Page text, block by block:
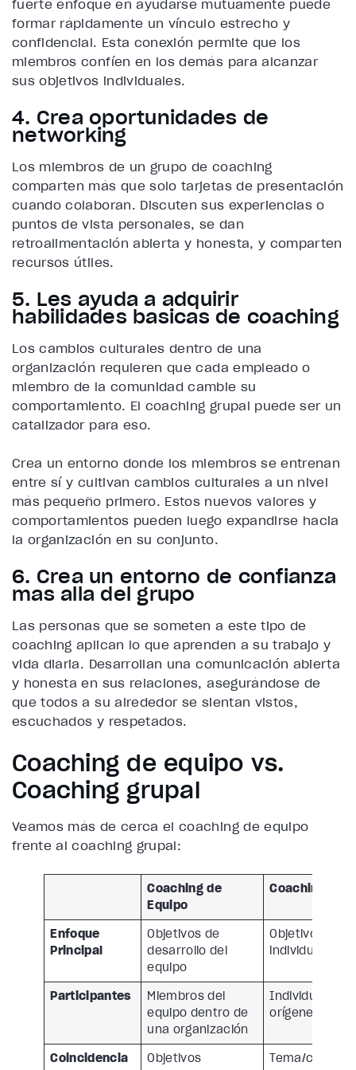
fuerte enfoque en ayudarse mutuamente puede
formar rápidamente un vínculo estrecho y
confidencial. Esta conexión permite que los
miembros confíen en los demás para alcanzar
sus objetivos individuales.
4. Crea oportunidades de
networking
Los miembros de un grupo de coaching
comparten más que solo tarjetas de presentación
cuando colaboran. Discuten sus experiencias o
puntos de vista personales, se dan
retroalimentación abierta y honesta, y comparten
recursos útiles.
5. Les ayuda a adquirir
habilidades básicas de coaching
Los cambios culturales dentro de una
organización requieren que cada empleado o
miembro de la comunidad cambie su
comportamiento. El coaching grupal puede ser un
catalizador para eso.
Crea un entorno donde los miembros se entrenan
entre sí y cultivan cambios culturales a un nivel
más pequeño primero. Estos nuevos valores y
comportamientos pueden luego expandirse hacia
la organización en su conjunto.
6. Crea un entorno de confianza
más allá del grupo
Las personas que se someten a este tipo de
coaching aplican lo que aprenden a su trabajo y
vida diaria. Desarrollan una comunicación abierta
y honesta en sus relaciones, asegurándose de
que todos a su alrededor se sientan vistos,
escuchados y respetados.
Coaching de equipo vs.
Coaching grupal
Veamos más de cerca el coaching de equipo
frente al coaching grupal:
Coaching de
Equipo
Coaching
Enfoque
Principal
Objetivos de
desarrollo del
equipo
Objetivos de
individual
Participantes
Miembros del
equipo dentro de
una organización
Individuos de
orígenes/
Coincidencia
Objetivos
Tema/